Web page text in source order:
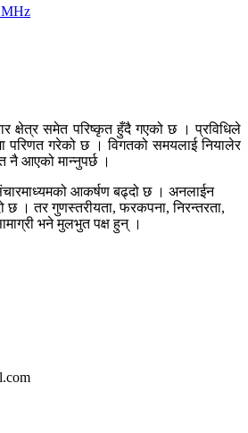
क्षेत्र समेत परिष्कृत हुँदै गएको छ । प्रविधिले
परिणत गरेको छ । विगतको समयलाई नियालेर
नै आएको मान्नुपर्छ ।
आकर्षण बढ्दो छ । अनलाईन
। तर गुणस्तरीयता, फरकपना, निरन्तरता,
भने मुलभुत पक्ष हुन् ।